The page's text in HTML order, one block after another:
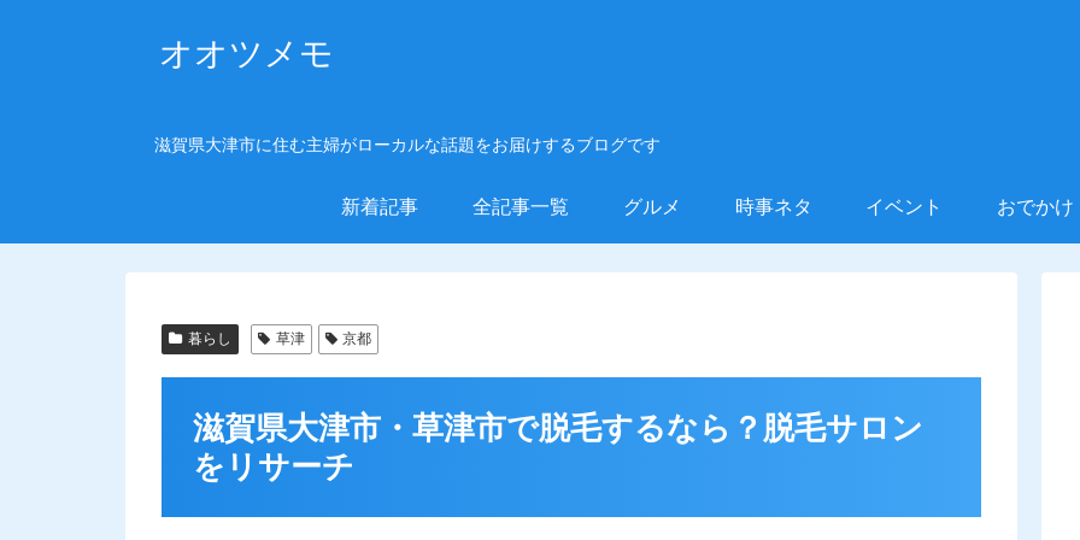
オオツメモ
滋賀県大津市に住む主婦がローカルな話題をお届けするブログです
新着記事 全記事一覧 グルメ 時事ネタ イベント おでかけ
暮らし 草津 京都
滋賀県大津市・草津市で脱毛するなら？脱毛サロン
をリサーチ